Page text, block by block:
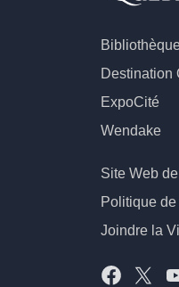
Destination
ExpoCité
Wendake
Site Web
Politique
Joindre la